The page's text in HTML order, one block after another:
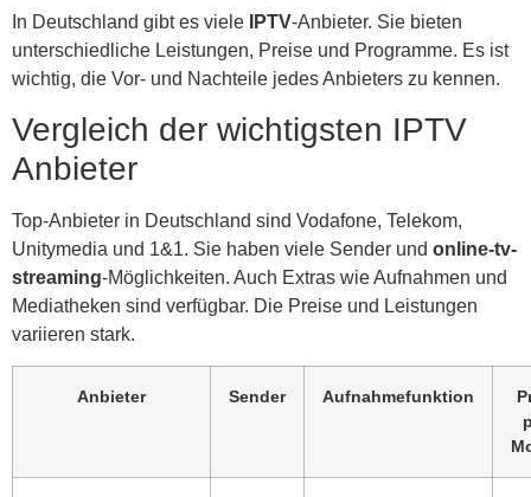
In Deutschland gibt es viele IPTV-Anbieter. Sie bieten
unterschiedliche Leistungen, Preise und Programme. Es ist
wichtig, die Vor- und Nachteile jedes Anbieters zu kennen.
Vergleich der wichtigsten IPTV
Anbieter
Top-Anbieter in Deutschland sind Vodafone, Telekom,
Unitymedia und 1&1. Sie haben viele Sender und online-tv-
streaming-Möglichkeiten. Auch Extras wie Aufnahmen und
Mediatheken sind verfügbar. Die Preise und Leistungen
variieren stark.
Anbieter Sender Aufnahmefunktion